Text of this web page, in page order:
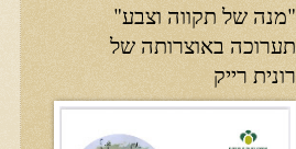
"מנה של תקווה וצבע"
תערוכה באוצרותה של
רונית רייק